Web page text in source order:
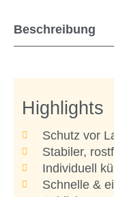
Beschreibung
Highlights
Schutz vor
Stabiler,
Individuell
Schnelle &